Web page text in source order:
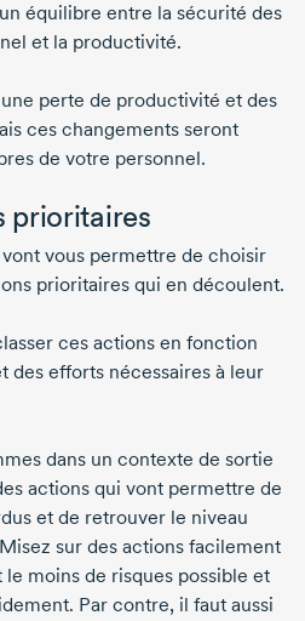
équilibre entre la sécurité des
et la productivité.
une perte de productivité et des
ces changements seront
de votre personnel.
prioritaires
vous permettre de choisir
prioritaires qui en découlent.
ces actions en fonction
des efforts nécessaires à leur
dans un contexte de sortie
actions qui vont permettre de
et de retrouver le niveau
sur des actions facilement
moins de risques possible et
Par contre, il faut aussi